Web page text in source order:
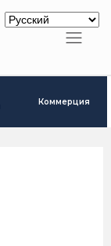
Коммерция